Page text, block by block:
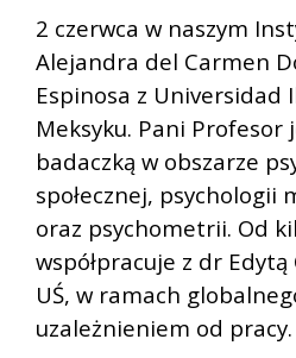
2 czerwca w naszym
Alejandra del Carmen
Espinosa z Universidad
Meksyku. Pani Profesor
badaczką w obszarze
społecznej, psychologii
oraz psychometrii. Od
współpracuje z dr
UŚ, w ramach
uzależnieniem od pracy.